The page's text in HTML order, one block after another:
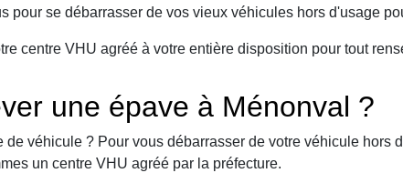
pour se débarrasser de vos vieux véhicules hors d'usage
centre VHU agréé à votre entière disposition pour tout
une épave à Ménonval ?
véhicule ? Pour vous débarrasser de votre véhicule hors
un centre VHU agréé par la préfecture.